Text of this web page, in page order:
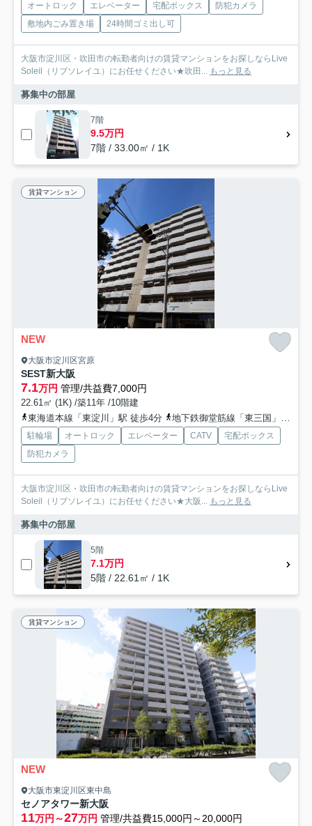
オートロック エレベーター 宅配ボックス
防犯カメラ
敷地内ごみ置き場
24時間ゴミ出し可
大阪市淀川区・吹田市の転勤者向けの賃貸マンションをお探しならLive
Soleil（リブソレイユ）にお任せください★吹田... もっと見る
募集中の部屋
7階
9.5万円
7階 / 33.00㎡ / 1K
賃貸マンション
NEW
大阪市淀川区宮原
SEST新大阪
7.1万円 管理/共益費7,000円
22.61㎡ (1K) /築11年 /10階建
東海道本線「東淀川」駅 徒歩4分
地下鉄御堂筋線「東三国」駅 徒歩4分
駐輪場 オートロック エレベーター CATV
宅配ボックス
防犯カメラ
大阪市淀川区・吹田市の転勤者向けの賃貸マンションをお探しならLive
Soleil（リブソレイユ）にお任せください★大阪... もっと見る
募集中の部屋
5階
7.1万円
5階 / 22.61㎡ / 1K
賃貸マンション
NEW
大阪市東淀川区東中島
セノアタワー新大阪
11万円～27万円 管理/共益費15,000円～20,000円